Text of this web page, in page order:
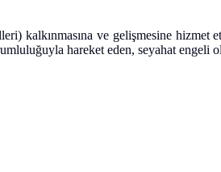
kalkınmasına ve gelişmesine hizmet
hareket eden, seyahat engeli